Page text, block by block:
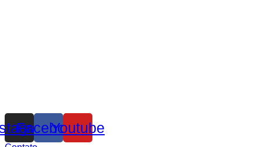
Facebook
Youtube